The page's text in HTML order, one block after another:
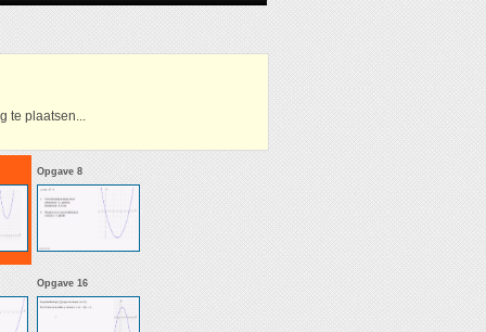
te plaatsen...
Opgave 8
Opgave 16